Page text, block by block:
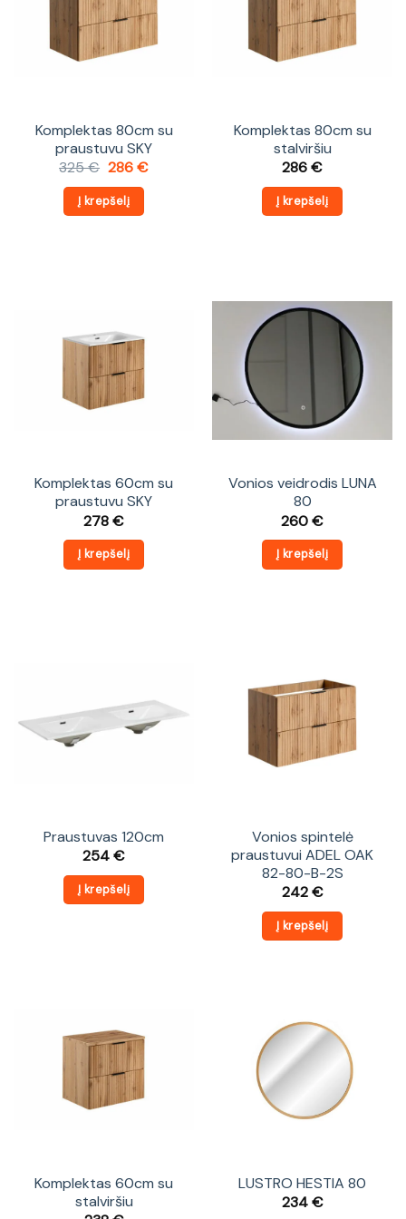
Komplektas 80cm su
praustuvu SKY
325€ Original
was:
325 €.
286€Current
Į krepšelį
Komplektas 80cm su
stalviršiu
286€
Į krepšelį
Komplektas 60cm su
praustuvu SKY
278€
Į krepšelį
Vonios veidrodis LUNA
80
260€
Į krepšelį
Praustuvas 120cm
254€
Į krepšelį
Vonios spintelė
praustuvui ADEL OAK
82-80-B-2S
242€
Į krepšelį
Komplektas 60cm su
stalviršiu
LUSTRO HESTIA 80
234€